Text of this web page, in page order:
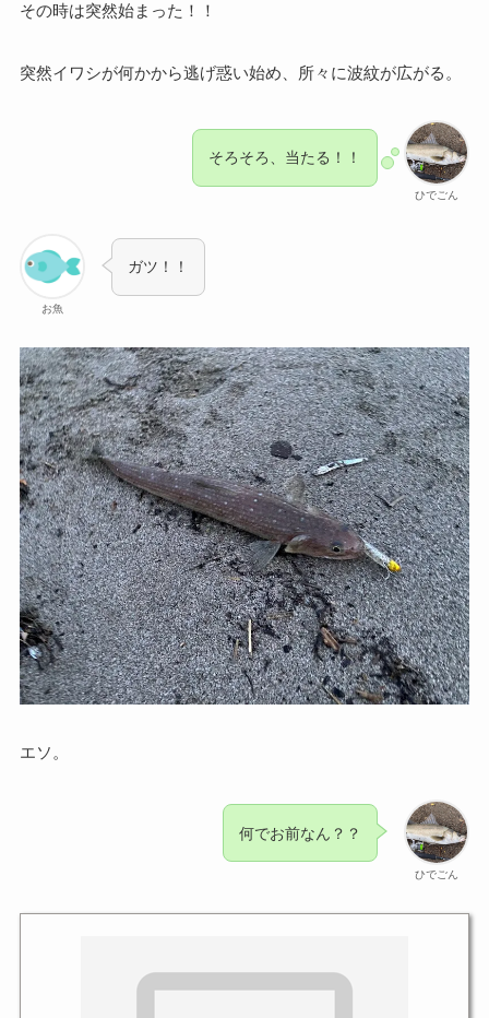
その時は突然始まった！！
突然イワシが何かから逃げ惑い始め、所々に波紋が広がる。
ひでごん
そろそろ、当たる！！
お魚
ガツ！！
エソ。
ひでごん
何でお前なん？？